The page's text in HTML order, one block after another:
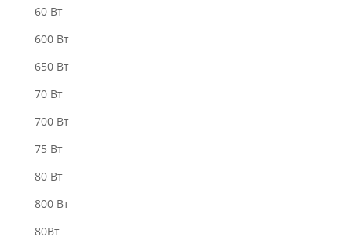
60 Вт
600 Вт
650 Вт
70 Вт
700 Вт
75 Вт
80 Вт
800 Вт
80Вт